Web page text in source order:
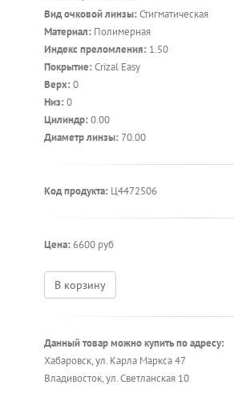
Вид очковой линзы: Стигматическая
Материал: Полимерная
Индекс преломления: 1.50
Покрытие: Crizal Easy
Верх: 0
Низ: 0
Цилиндр: 0.00
Диаметр линзы: 70.00
Код продукта: Ц4472506
Цена: 6600 руб
В корзину
Данный товар можно купить по адресу:
Хабаровск, ул. Карла Маркса 47
Владивосток, ул. Светланская 10